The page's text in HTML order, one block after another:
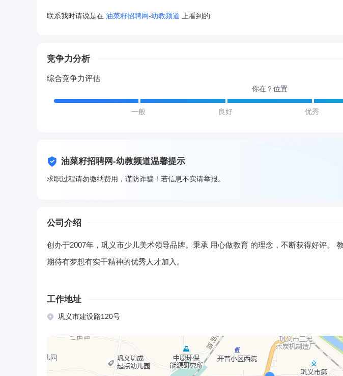
联系我时请说是在 油菜籽招聘网-幼教频道 上看到的
竞争力分析
综合竞争力评估
你在？位置
一般 良好 优秀
油菜籽招聘网-幼教频道温馨提示
求职过程请勿缴纳费用，谨防诈骗！若信息不实请举报。
公司介绍
创办于2007年，巩义市少儿美术领导品牌。秉承 用心做教育 的理念，不断获得好评。
期待有梦想有实干精神的优秀人才加入。
工作地址
巩义市建设路120号